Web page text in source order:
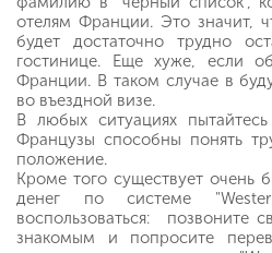
отелям Франции. Это значит,
будет достаточно трудно
гостинице. Еще хуже, если
Франции. В таком случае в
во въездной визе.
В любых ситуациях
Французы способны понять
положение.
Кроме того существует очень
денег по системе
воспользоваться: позвоните
знакомым и попросите